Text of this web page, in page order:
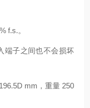
f.s.。
端子之间也不会损坏
mm，重量 250